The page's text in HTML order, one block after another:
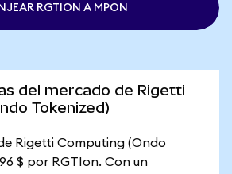
RGTION A MPON
del mercado de Rigetti
Tokenized)
Rigetti Computing (Ondo
$ por RGTIon. Con un